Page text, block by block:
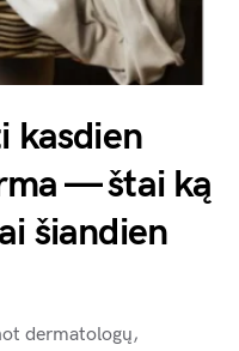
kasdien
— štai ką
šiandien
dermatologų,